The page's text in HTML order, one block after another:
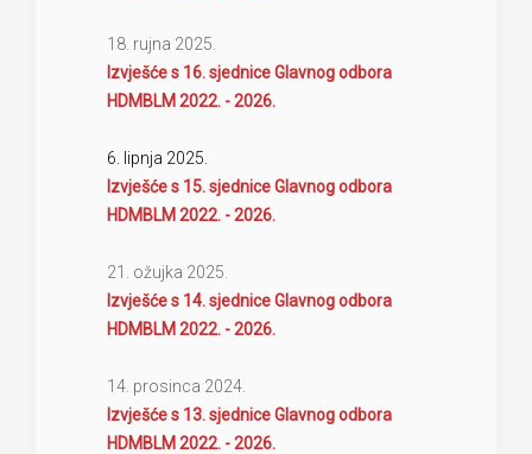
18. rujna 2025.
Izvješće s 16. sjednice Glavnog odbora
HDMBLM 2022. - 2026.
6. lipnja 2025.
Izvješće s 15. sjednice Glavnog odbora
HDMBLM 2022. - 2026.
21. ožujka 2025.
Izvješće s 14. sjednice Glavnog odbora
HDMBLM 2022. - 2026.
14. prosinca 2024.
Izvješće s 13. sjednice Glavnog odbora
HDMBLM 2022. - 2026.